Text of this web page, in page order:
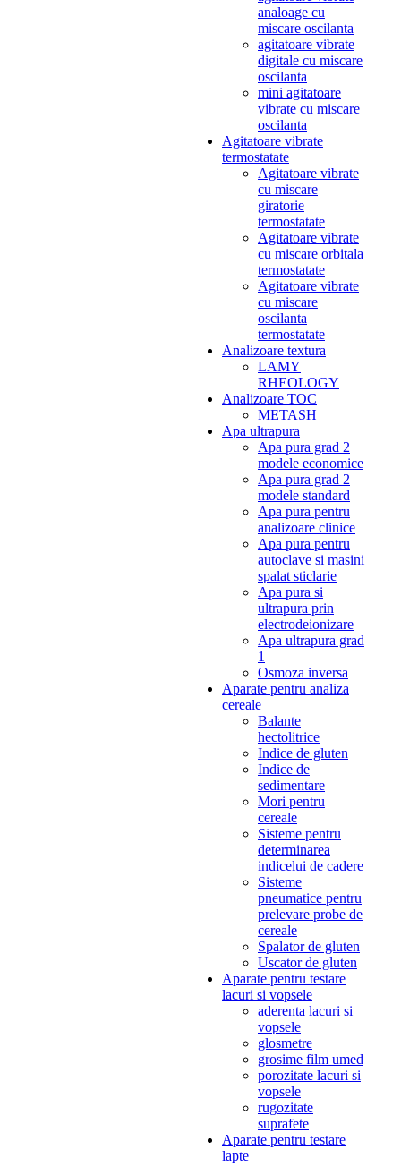
analoage cu
miscare oscilanta
agitatoare vibrate
digitale cu miscare
oscilanta
mini agitatoare
vibrate cu miscare
oscilanta
Agitatoare vibrate
termostatate
Agitatoare vibrate
cu miscare
giratorie
termostatate
Agitatoare vibrate
cu miscare orbitala
termostatate
Agitatoare vibrate
cu miscare
oscilanta
termostatate
Analizoare textura
LAMY
RHEOLOGY
Analizoare TOC
METASH
Apa ultrapura
Apa pura grad 2
modele economice
Apa pura grad 2
modele standard
Apa pura pentru
analizoare clinice
Apa pura pentru
autoclave si masini
spalat sticlarie
Apa pura si
ultrapura prin
electrodeionizare
Apa ultrapura grad
1
Osmoza inversa
Aparate pentru analiza
cereale
Balante
hectolitrice
Indice de gluten
Indice de
sedimentare
Mori pentru
cereale
Sisteme pentru
determinarea
indicelui de cadere
Sisteme
pneumatice pentru
prelevare probe de
cereale
Spalator de gluten
Uscator de gluten
Aparate pentru testare
lacuri si vopsele
aderenta lacuri si
vopsele
glosmetre
grosime film umed
porozitate lacuri si
vopsele
rugozitate
suprafete
Aparate pentru testare
lapte